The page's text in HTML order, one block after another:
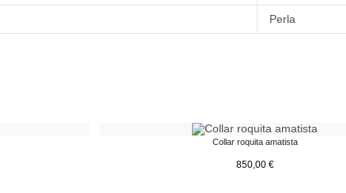
Perla
Collar roquita amatista
850,00 €